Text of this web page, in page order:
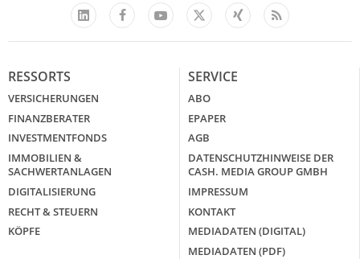
LinkedIn
FacebookYouTube
X
Xing Feed
RESSORTS
VERSICHERUNGEN
FINANZBERATER
INVESTMENTFONDS
IMMOBILIEN &
SACHWERTANLAGEN
DIGITALISIERUNG
RECHT & STEUERN
KÖPFE
SERVICE
ABO
EPAPER
AGB
DATENSCHUTZHINWEISE DER
CASH. MEDIA GROUP GMBH
IMPRESSUM
KONTAKT
MEDIADATEN (DIGITAL)
MEDIADATEN (PDF)